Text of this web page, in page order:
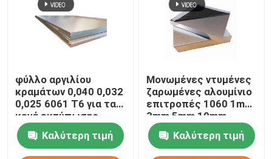
Φύλλο κραμάτων αργιλίου
Καθαρό πλίνθωμα αλουμινίου
Στερεά ράβδος αργιλίου
φύλλο αργιλίου
κραμάτων 0,040 0,032
0,025 6061 T6 για τα
κενά εκτύπωσης
εξάχνωσης φω'των
CookwaresΚαλύτερη τιμή
Μονωμένες ντυμένες
ζαρωμένες αλουμίνιο
επιτροπές 1060 1mm
3mm 5mm 10mm
φύλλων υλικού
κατασκευής σκεπής
3004 3005
Καλύτερη τιμή